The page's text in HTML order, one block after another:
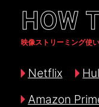
HOW
映像ストリーミング使
Netflix
Amazon